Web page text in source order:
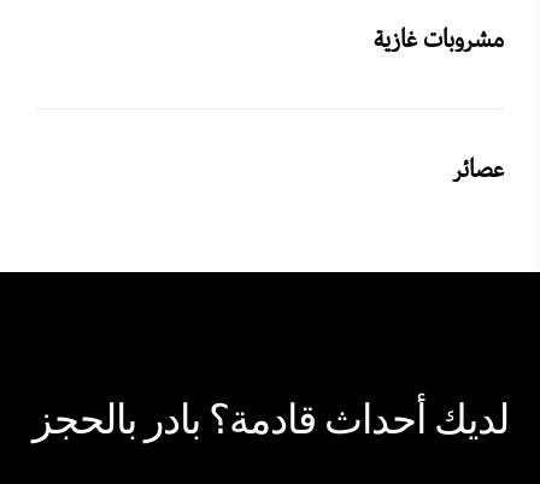
مشروبات غازية
عصائر
لديك أحداث قادمة؟ بادر بالحجز